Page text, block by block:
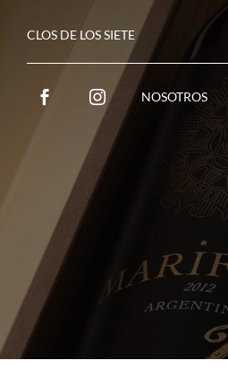
CLOS DE LOS SIETE
NOSOTROS